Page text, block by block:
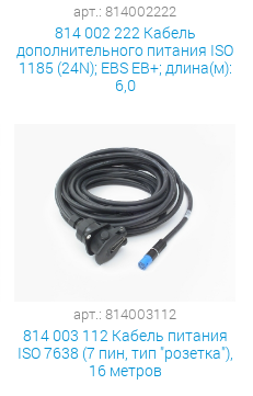
арт.: 814002222
814 002 222 Кабель
дополнительного питания ISO
1185 (24N); EBS EB+; длина(м):
6,0
арт.: 814003112
814 003 112 Кабель питания
ISO 7638 (7 пин, тип "розетка"),
16 метров